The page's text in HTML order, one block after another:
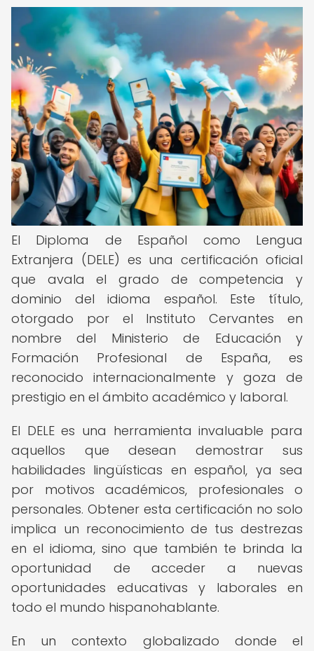
El Diploma de Español como Lengua
Extranjera (DELE) es una certificación oficial
que avala el grado de competencia y
dominio del idioma español. Este título,
otorgado por el Instituto Cervantes en
nombre del Ministerio de Educación y
Formación Profesional de España, es
reconocido internacionalmente y goza de
prestigio en el ámbito académico y laboral.
El DELE es una herramienta invaluable para
aquellos que desean demostrar sus
habilidades lingüísticas en español, ya sea
por motivos académicos, profesionales o
personales. Obtener esta certificación no solo
implica un reconocimiento de tus destrezas
en el idioma, sino que también te brinda la
oportunidad de acceder a nuevas
oportunidades educativas y laborales en
todo el mundo hispanohablante.
En un contexto globalizado donde el